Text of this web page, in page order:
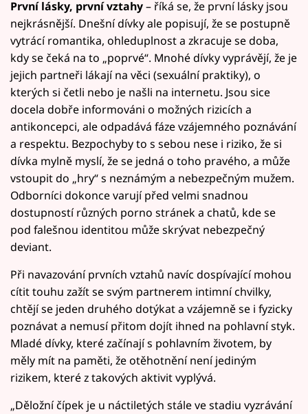
První lásky, první vztahy– říká se, že první lásky jsou
nejkrásnější. Dnešní dívky ale popisují, že se postupně
vytrácí romantika, ohleduplnost a zkracuje se doba,
kdy se čeká na to „poprvé“. Mnohé dívky vyprávějí, že je
jejich partneři lákají na věci (sexuální praktiky), o
kterých si četli nebo je našli na internetu. Jsou sice
docela dobře informováni o možných rizicích a
antikoncepci, ale odpadává fáze vzájemného poznávání
a respektu. Bezpochyby to s sebou nese i riziko, že si
dívka mylně myslí, že se jedná o toho pravého, a může
vstoupit do „hry“ s neznámým a nebezpečným mužem.
Odborníci dokonce varují před velmi snadnou
dostupností různých porno stránek a chatů, kde se
pod falešnou identitou může skrývat nebezpečný
deviant.
Při navazování prvních vztahů navíc dospívající mohou
cítit touhu zažít se svým partnerem intimní chvilky,
chtějí se jeden druhého dotýkat a vzájemně se i fyzicky
poznávat a nemusí přitom dojít ihned na pohlavní styk.
Mladé dívky, které začínají s pohlavním životem, by
měly mít na paměti, že otěhotnění není jediným
rizikem, které z takových aktivit vyplývá.
„Děložní čípek je u náctiletých stále ve stadiu vyzrávání